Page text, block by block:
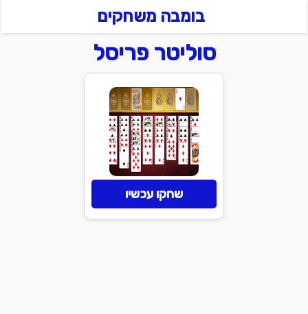
בומבה משחקים
סוליטר פריסל
שחקו עכשיו